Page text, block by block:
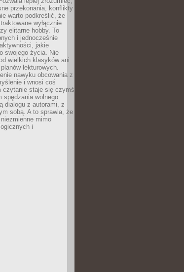
przekonania, konflikty
warto podkreślić, że
wyłącznie
elitarne hobby. To
i jednocześnie
jakie
swojego życia. Nie
wielkich klasyków ani
lekturowych.
nawyku obcowania z
i wnosi coś
czytanie staje się czymś
spędzania wolnego
dialogu z autorami, z
sobą. A to sprawia, że
mimo
i